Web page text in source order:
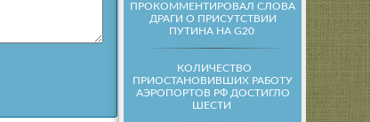
ПРОКОММЕНТИРОВАЛ СЛОВА
ДРАГИ О ПРИСУТСТВИИ
ПУТИНА НА G20
КОЛИЧЕСТВО
ПРИОСТАНОВИВШИХ РАБОТУ
АЭРОПОРТОВ РФ ДОСТИГЛО
ШЕСТИ